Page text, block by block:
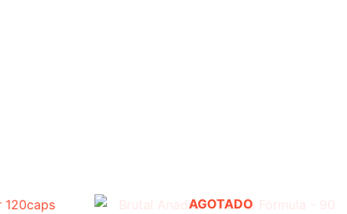
AGOTADO
El
El